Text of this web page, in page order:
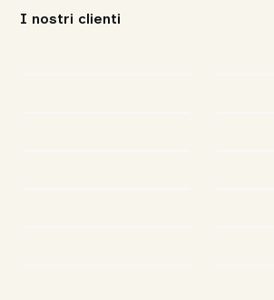
I nostri clienti